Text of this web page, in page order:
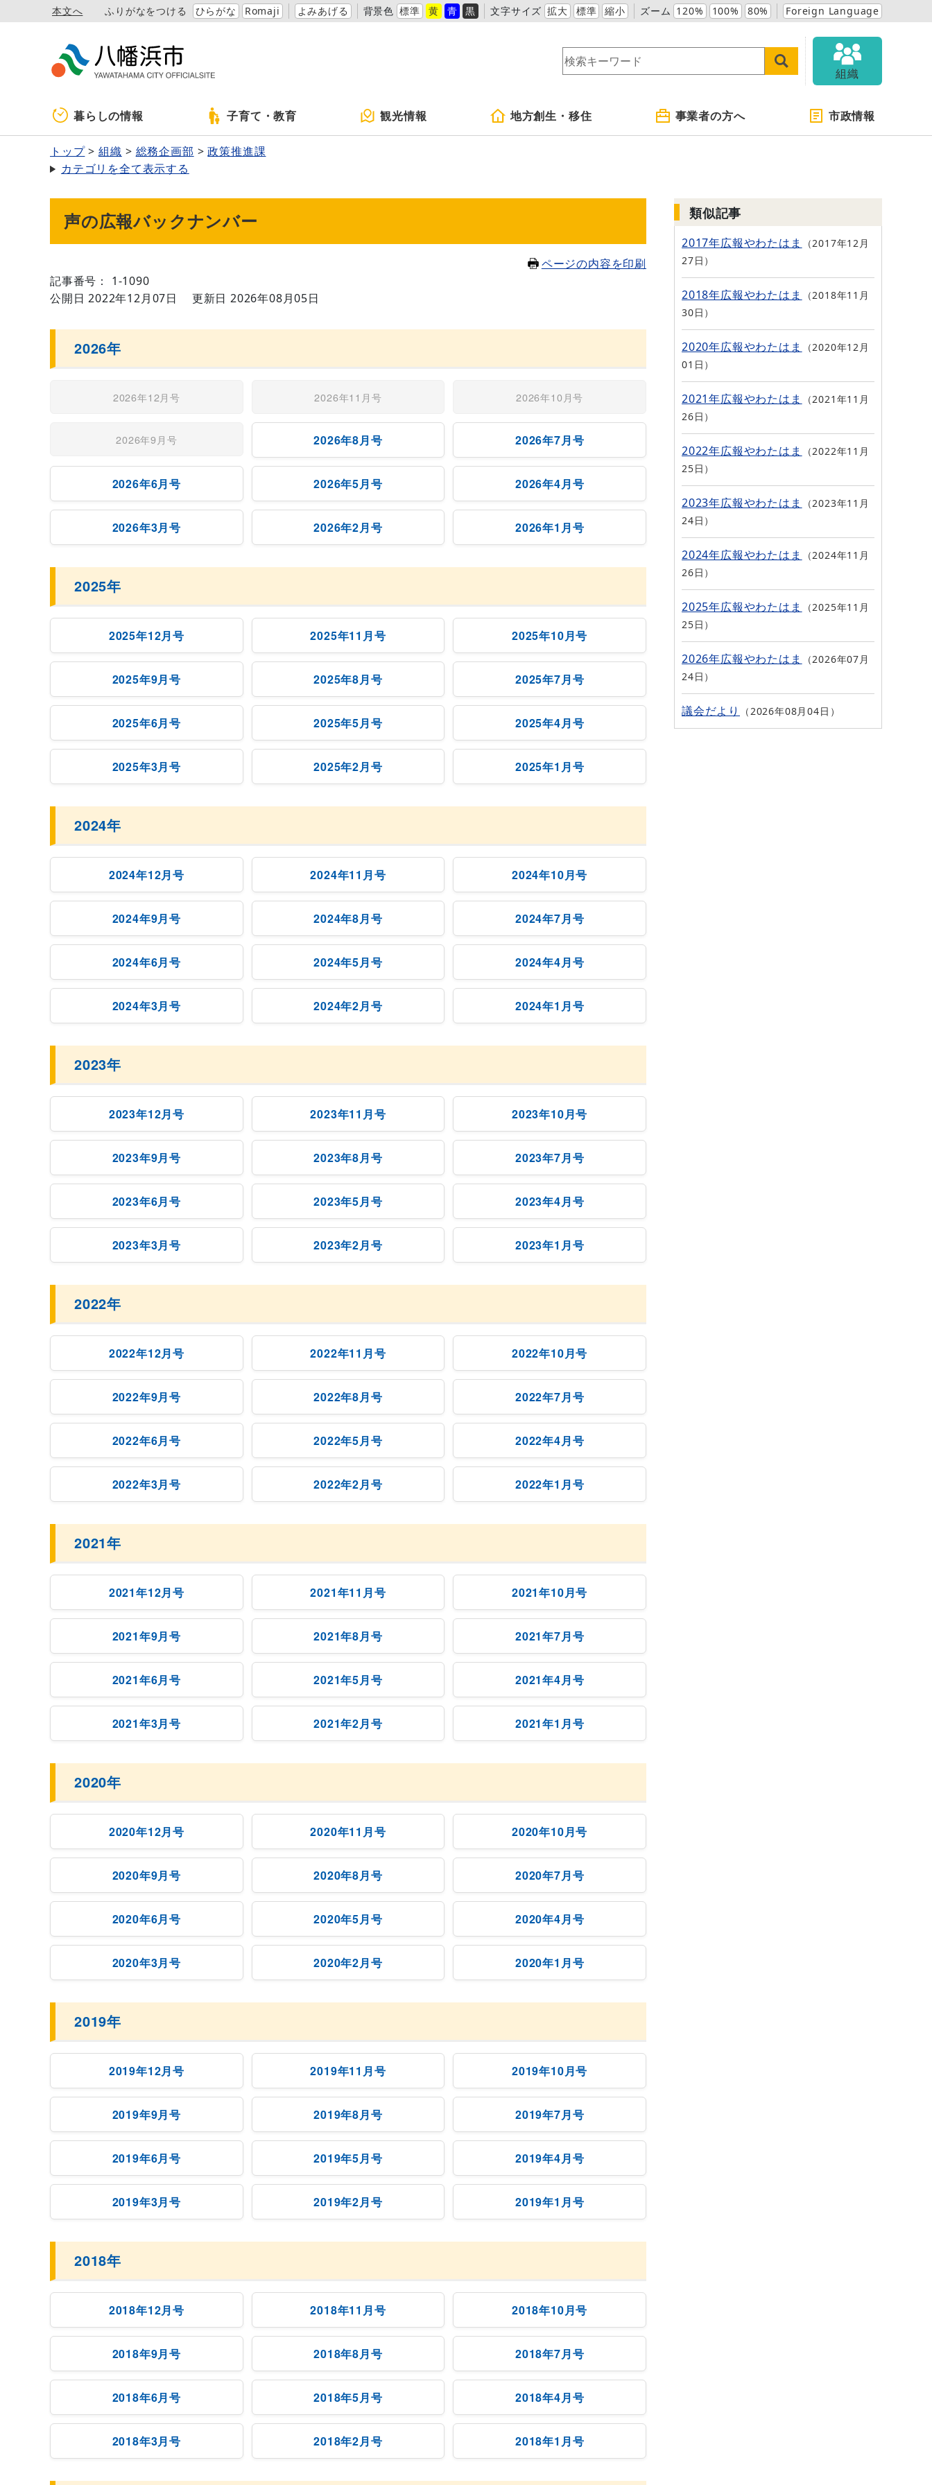
本文へ ふりがなをつける ひらがな Romaji よみあげる 背景色 標準 黄 青 黒 文字サイズ 拡大 標準 縮小 ズーム 120% 100% 80% Foreign Language
組織
暮らしの情報 子育て・教育 観光情報 地方創生・移住 事業者の方へ 市政情報
トップ 組織 総務企画部
政策推進課
カテゴリを全て表示する
声の広報バックナンバー
ページの内容を印刷
記事番号： 1-1090
公開日 2022年12月07日
更新日 2026年08月05日
2026年
2026年12月号 2026年11月号 2026年10月号
2026年9月号 2026年8月号 2026年7月号
2026年6月号 2026年5月号 2026年4月号
2026年3月号 2026年2月号 2026年1月号
2025年
2025年12月号 2025年11月号 2025年10月号
2025年9月号 2025年8月号 2025年7月号
2025年6月号 2025年5月号 2025年4月号
2025年3月号 2025年2月号 2025年1月号
2024年
2024年12月号 2024年11月号 2024年10月号
2024年9月号 2024年8月号 2024年7月号
2024年6月号 2024年5月号 2024年4月号
2024年3月号 2024年2月号 2024年1月号
2023年
2023年12月号 2023年11月号 2023年10月号
2023年9月号 2023年8月号 2023年7月号
2023年6月号 2023年5月号 2023年4月号
2023年3月号 2023年2月号 2023年1月号
2022年
2022年12月号 2022年11月号 2022年10月号
2022年9月号 2022年8月号 2022年7月号
2022年6月号 2022年5月号 2022年4月号
2022年3月号 2022年2月号 2022年1月号
2021年
2021年12月号 2021年11月号 2021年10月号
2021年9月号 2021年8月号 2021年7月号
2021年6月号 2021年5月号 2021年4月号
2021年3月号 2021年2月号 2021年1月号
2020年
2020年12月号 2020年11月号 2020年10月号
2020年9月号 2020年8月号 2020年7月号
2020年6月号 2020年5月号 2020年4月号
2020年3月号 2020年2月号 2020年1月号
2019年
2019年12月号 2019年11月号 2019年10月号
2019年9月号 2019年8月号 2019年7月号
2019年6月号 2019年5月号 2019年4月号
2019年3月号 2019年2月号 2019年1月号
2018年
2018年12月号 2018年11月号 2018年10月号
2018年9月号 2018年8月号 2018年7月号
2018年6月号 2018年5月号 2018年4月号
2018年3月号 2018年2月号 2018年1月号
類似記事
2017年広報やわたはま
2017年12月
27日
2018年広報やわたはま
2018年11月
30日
2020年広報やわたはま
2020年12月
01日
2021年広報やわたはま
2021年11月
26日
2022年広報やわたはま
2022年11月
25日
2023年広報やわたはま
2023年11月
24日
2024年広報やわたはま
2024年11月
26日
2025年広報やわたはま
2025年11月
25日
2026年広報やわたはま
2026年07月
24日
議会だより 2026年08月04日